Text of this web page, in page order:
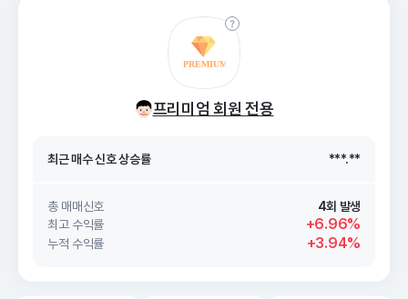
프리미엄 회원 전용
26. 08/09
최근 매수 신호 상승률 ***.**
최근 매수 신호 ***.**
총 매매신호
4회 발생
최고 수익률
+6.96%
누적 수익률 +3.94%